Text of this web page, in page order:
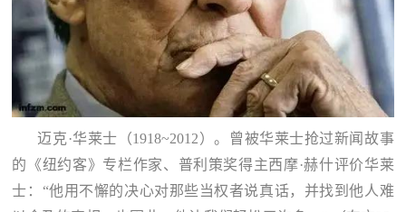
迈克·华莱士（1918~2012）。曾被华莱士抢过新闻故事
的《纽约客》专栏作家、普利策奖得主西摩·赫什评价华莱
士：“他用不懈的决心对那些当权者说真话，并找到他人难